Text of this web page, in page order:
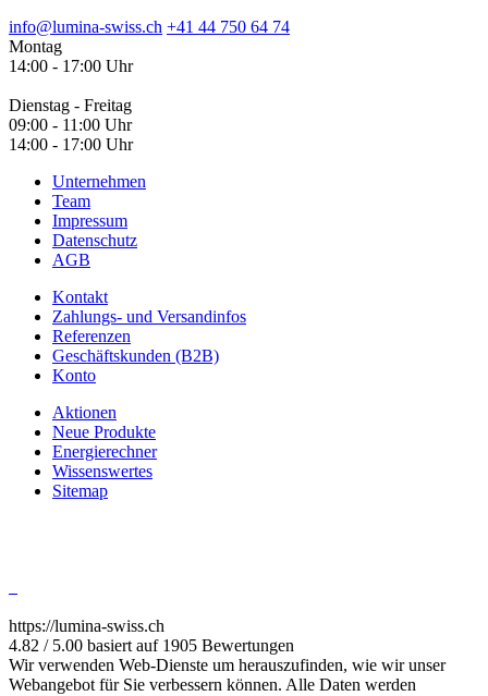
info@lumina-swiss.ch +41 44 750 64 74
Montag
14:00 - 17:00 Uhr
Dienstag - Freitag
09:00 - 11:00 Uhr
14:00 - 17:00 Uhr
Unternehmen
Team
Impressum
Datenschutz
AGB
Kontakt
Zahlungs- und Versandinfos
Referenzen
Geschäftskunden (B2B)
Konto
Aktionen
Neue Produkte
Energierechner
Wissenswertes
Sitemap
https://lumina-swiss.ch
4.82 / 5.00 basiert auf 1905 Bewertungen
Wir verwenden Web-Dienste um herauszufinden, wie wir unser
Webangebot für Sie verbessern können. Alle Daten werden